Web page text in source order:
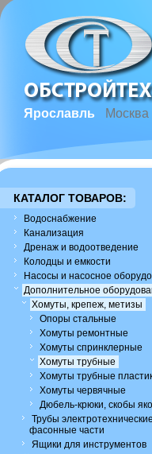
Ярославль Москва
КАТАЛОГ ТОВАРОВ:
Водоснабжение
Канализация
Дренаж и водоотведение
Колодцы и емкости
Насосы и насосное
Дополнительное
Хомуты, крепеж, метизы
Опоры стальные
Хомуты ремонтные
Хомуты спринклерные
Хомуты трубные
Хомуты трубные
Хомуты червячные
Дюбель-крюки, скобы
Трубы
фасонные части
Ящики для инструментов